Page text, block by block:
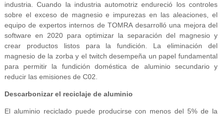
industria. Cuando la industria automotriz endureció los controles
sobre el exceso de magnesio e impurezas en las aleaciones, el
equipo de expertos internos de TOMRA desarrolló una mejora del
software en 2020 para optimizar la separación del magnesio y
crear productos listos para la fundición. La eliminación del
magnesio de la zorba y el twitch desempeña un papel fundamental
para permitir la fundición doméstica de aluminio secundario y
reducir las emisiones de C02.
Descarbonizar el reciclaje de aluminio
El aluminio reciclado puede producirse con menos del 5% de la